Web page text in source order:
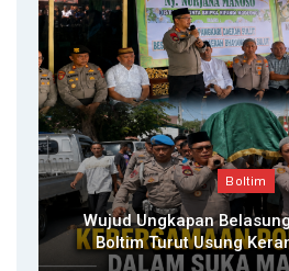
Boltim
Wujud Ungkapan
Boltim Turut Usung